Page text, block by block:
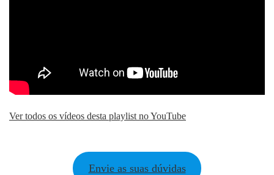
Ver todos os vídeos desta playlist no YouTube
Envie as suas dúvidas